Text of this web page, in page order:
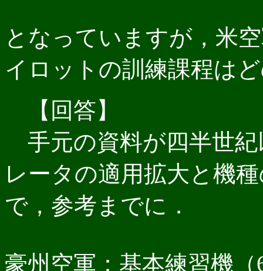
となっていますが，米
イロットの訓練課程は
【回答】
手元の資料が四半世
レータの適用拡大と機
で，参考までに．
豪州空軍：基本練習機